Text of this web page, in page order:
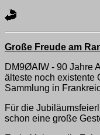
Große Freude am
DM9ØAIW - 90 Jahre
älteste noch existente
Sammlung in
Für die
schon eine große